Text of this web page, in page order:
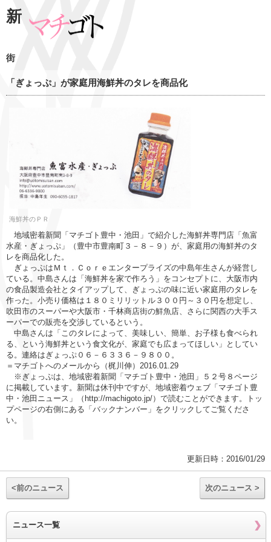
新
街
「ぎょっぷ」が家庭用海鮮丼のタレを商品化
海鮮丼のＰＲ
地域密着新聞「マチゴト豊中・池田」で紹介した海鮮丼専門店「魚富
水産・ぎょっぷ」（豊中市豊南町３－８－９）が、家庭用の海鮮丼のタ
レを商品化した。
ぎょっぷはＭｔ．Ｃｏｒｅエンタープライズの中島年生さんが経営し
ている。中島さんは「海鮮丼を家で作ろう」をコンセプトに、大阪市内
の食品製造会社とタイアップして、ぎょっぷの味に近い家庭用のタレを
作った。小売り価格は１８０ミリリットル３００円～３０円を想定し、
吹田市のスーパーや大阪市・千林商店街の鮮魚店、さらに関西の大手ス
ーパーでの販売を交渉しているという。
中島さんは「このタレによって、美味しい、簡単、お子様も食べられ
る、という海鮮丼という食文化が、家庭でも広まってほしい」としてい
る。連絡はぎょっぷ０６－６３３６－９８００。
＝マチゴトへのメールから（梶川伸）2016.01.29
※ぎょっぷは、地域密着新聞「マチゴト豊中・池田」５２号８ページ
に掲載しています。新聞は休刊中ですが、地域密着ウェブ「マチゴト豊
中・池田ニュース」（http://machigoto.jp/）で読むことができます。トッ
プページの右側にある「バックナンバー」をクリックしてご覧くださ
い。
更新日時：2016/01/29
<前のニュース 次のニュース >
ニュース一覧